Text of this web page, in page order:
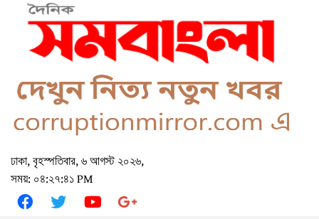
ঢাকা, বৃহস্পতিবার, ৬ আগস্ট ২০২৬,
সময়: ০৪:২৭:৪১ PM